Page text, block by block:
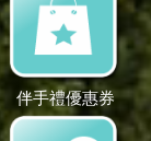
伴手禮優惠券